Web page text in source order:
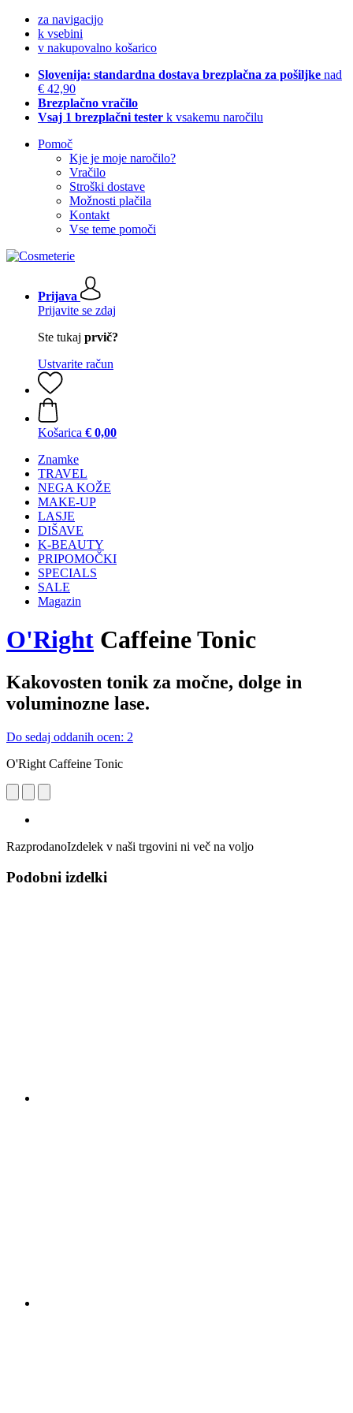
za navigacijo
k vsebini
v nakupovalno košarico
Slovenija: standardna dostava brezplačna za pošiljke nad
€ 42,90
Brezplačno vračilo
Vsaj 1 brezplačni tester k vsakemu naročilu
Pomoč
Kje je moje naročilo?
Vračilo
Stroški dostave
Možnosti plačila
Kontakt
Vse teme pomoči
Prijava
Prijavite se zdaj
Ste tukaj prvič?
Ustvarite račun
Košarica € 0,00
Znamke
TRAVEL
NEGA KOŽE
MAKE-UP
LASJE
DIŠAVE
K-BEAUTY
PRIPOMOČKI
SPECIALS
SALE
Magazin
O'Right Caffeine Tonic
Kakovosten tonik za močne, dolge in
voluminozne lase.
Do sedaj oddanih ocen: 2
O'Right Caffeine Tonic
RazprodanoIzdelek v naši trgovini ni več na voljo
Podobni izdelki